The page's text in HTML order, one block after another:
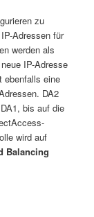
zu
Adressen für
werden als
IP-Adresse
ebenfalls eine
DA2
bis auf die
wird auf
Balancing